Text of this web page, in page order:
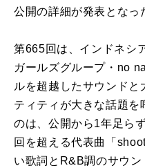
公開の詳細が発表となっ
第665回は、インドネシ
ガールズグループ・no
ルを超越したサウンド
ティティが大きな話題を
のは、公開から1年足ら
回を超える代表曲「
い歌詞とR&B調のサウ